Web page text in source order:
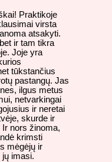
Praktikoje
virsta
atsakyti.
ir tam tikra
Joje yra
tūkstančius
pastangų. Jas
ilgus metus
netvarkingai
ir neretai
skurde ir
nors žinoma,
krimsti
mėgėjų ir
jų imasi.